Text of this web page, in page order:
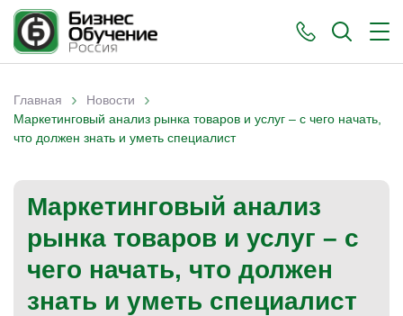
Вы здесь
Главная › Новости ›
Маркетинговый анализ рынка товаров и услуг – с чего начать,
что должен знать и уметь специалист
Маркетинговый анализ
рынка товаров и услуг – с
чего начать, что должен
знать и уметь специалист